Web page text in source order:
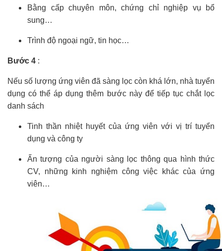
Bằng cấp chuyên môn, chứng chỉ nghiệp vụ bổ
sung…
Trình độ ngoại ngữ, tin học…
Bước 4 :
Nếu số lượng ứng viên đã sàng lọc còn khá lớn, nhà tuyển
dụng có thể áp dụng thêm bước này để tiếp tục chắt lọc
danh sách
Tinh thần nhiệt huyết của ứng viên với vị trí tuyển
dụng và công ty
Ấn tượng của người sàng lọc thông qua hình thức
CV, những kinh nghiệm công việc khác của ứng
viên…